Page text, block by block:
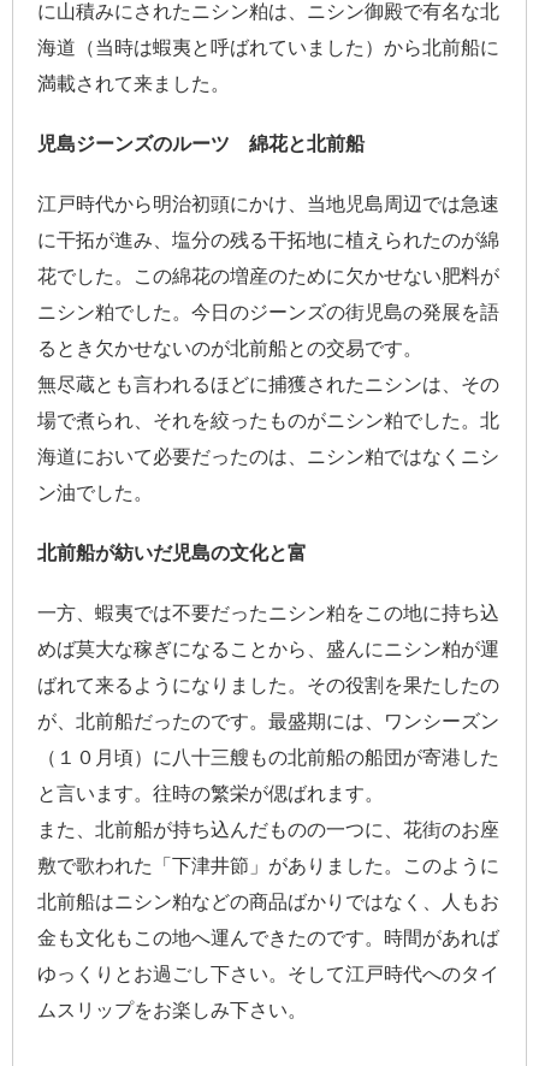
に山積みにされたニシン粕は、ニシン御殿で有名な北
海道（当時は蝦夷と呼ばれていました）から北前船に
満載されて来ました。
児島ジーンズのルーツ 綿花と北前船
江戸時代から明治初頭にかけ、当地児島周辺では急速
に干拓が進み、塩分の残る干拓地に植えられたのが綿
花でした。この綿花の増産のために欠かせない肥料が
ニシン粕でした。今日のジーンズの街児島の発展を語
るとき欠かせないのが北前船との交易です。
無尽蔵とも言われるほどに捕獲されたニシンは、その
場で煮られ、それを絞ったものがニシン粕でした。北
海道において必要だったのは、ニシン粕ではなくニシ
ン油でした。
北前船が紡いだ児島の文化と富
一方、蝦夷では不要だったニシン粕をこの地に持ち込
めば莫大な稼ぎになることから、盛んにニシン粕が運
ばれて来るようになりました。その役割を果たしたの
が、北前船だったのです。最盛期には、ワンシーズン
（１０月頃）に八十三艘もの北前船の船団が寄港した
と言います。往時の繁栄が偲ばれます。
また、北前船が持ち込んだものの一つに、花街のお座
敷で歌われた「下津井節」がありました。このように
北前船はニシン粕などの商品ばかりではなく、人もお
金も文化もこの地へ運んできたのです。時間があれば
ゆっくりとお過ごし下さい。そして江戸時代へのタイ
ムスリップをお楽しみ下さい。